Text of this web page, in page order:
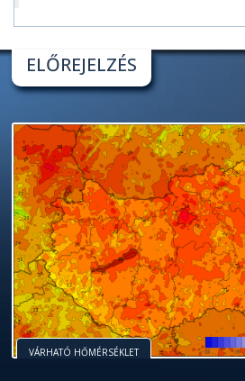
ELŐREJELZÉS
VÁRHATÓ HŐMÉRSÉKLET